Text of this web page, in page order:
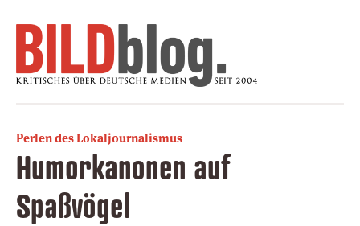
Perlen des Lokaljournalismus
Humorkanonen auf
Spaßvögel